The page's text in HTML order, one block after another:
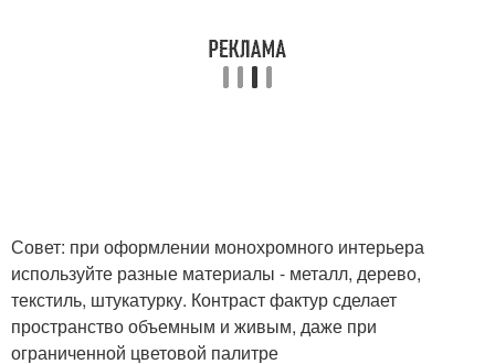
Совет: при оформлении монохромного интерьера
используйте разные материалы - металл, дерево,
текстиль, штукатурку. Контраст фактур сделает
пространство объемным и живым, даже при
ограниченной цветовой палитре